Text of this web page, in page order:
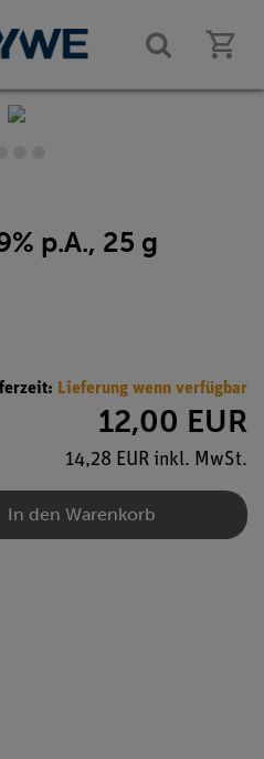
p.A., 25 g
Lieferung wenn verfügbar
12,00 EUR
14,28 EUR inkl. MwSt.
In den Warenkorb